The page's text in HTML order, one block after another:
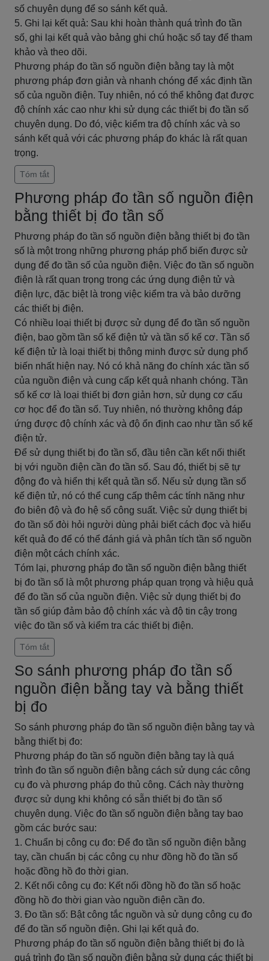
số chuyên dụng để so sánh kết quả.
5. Ghi lại kết quả: Sau khi hoàn thành quá trình đo tần
số, ghi lại kết quả vào bảng ghi chú hoặc sổ tay để tham
khảo và theo dõi.
Phương pháp đo tần số nguồn điện bằng tay là một
phương pháp đơn giản và nhanh chóng để xác định tần
số của nguồn điện. Tuy nhiên, nó có thể không đạt được
độ chính xác cao như khi sử dụng các thiết bị đo tần số
chuyên dụng. Do đó, việc kiểm tra độ chính xác và so
sánh kết quả với các phương pháp đo khác là rất quan
trọng.
Tóm tắt
Phương pháp đo tần số nguồn điện
bằng thiết bị đo tần số
Phương pháp đo tần số nguồn điện bằng thiết bị đo tần
số là một trong những phương pháp phổ biến được sử
dụng để đo tần số của nguồn điện. Việc đo tần số nguồn
điện là rất quan trọng trong các ứng dụng điện tử và
điện lực, đặc biệt là trong việc kiểm tra và bảo dưỡng
các thiết bị điện.
Có nhiều loại thiết bị được sử dụng để đo tần số nguồn
điện, bao gồm tần số kế điện tử và tần số kế cơ. Tần số
kế điện tử là loại thiết bị thông minh được sử dụng phổ
biến nhất hiện nay. Nó có khả năng đo chính xác tần số
của nguồn điện và cung cấp kết quả nhanh chóng. Tần
số kế cơ là loại thiết bị đơn giản hơn, sử dụng cơ cấu
cơ học để đo tần số. Tuy nhiên, nó thường không đáp
ứng được độ chính xác và độ ổn định cao như tần số kế
điện tử.
Để sử dụng thiết bị đo tần số, đầu tiên cần kết nối thiết
bị với nguồn điện cần đo tần số. Sau đó, thiết bị sẽ tự
động đo và hiển thị kết quả tần số. Nếu sử dụng tần số
kế điện tử, nó có thể cung cấp thêm các tính năng như
đo biên độ và đo hệ số công suất. Việc sử dụng thiết bị
đo tần số đòi hỏi người dùng phải biết cách đọc và hiểu
kết quả đo để có thể đánh giá và phân tích tần số nguồn
điện một cách chính xác.
Tóm lại, phương pháp đo tần số nguồn điện bằng thiết
bị đo tần số là một phương pháp quan trọng và hiệu quả
để đo tần số của nguồn điện. Việc sử dụng thiết bị đo
tần số giúp đảm bảo độ chính xác và độ tin cậy trong
việc đo tần số và kiểm tra các thiết bị điện.
Tóm tắt
So sánh phương pháp đo tần số
nguồn điện bằng tay và bằng thiết
bị đo
So sánh phương pháp đo tần số nguồn điện bằng tay và
bằng thiết bị đo:
Phương pháp đo tần số nguồn điện bằng tay là quá
trình đo tần số nguồn điện bằng cách sử dụng các công
cụ đo và phương pháp đo thủ công. Cách này thường
được sử dụng khi không có sẵn thiết bị đo tần số
chuyên dụng. Việc đo tần số nguồn điện bằng tay bao
gồm các bước sau:
1. Chuẩn bị công cụ đo: Để đo tần số nguồn điện bằng
tay, cần chuẩn bị các công cụ như đồng hồ đo tần số
hoặc đồng hồ đo thời gian.
2. Kết nối công cụ đo: Kết nối đồng hồ đo tần số hoặc
đồng hồ đo thời gian vào nguồn điện cần đo.
3. Đo tần số: Bật công tắc nguồn và sử dụng công cụ đo
để đo tần số nguồn điện. Ghi lại kết quả đo.
Phương pháp đo tần số nguồn điện bằng thiết bị đo là
quá trình đo tần số nguồn điện bằng sử dụng các thiết bị